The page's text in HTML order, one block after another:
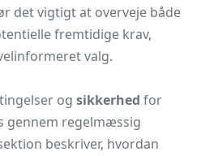
det vigtigt at overveje både
fremtidige krav,
valg.
og sikkerhed for
gennem regelmæssig
beskriver, hvordan